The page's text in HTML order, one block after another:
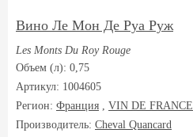
Вино Ле Мон Де Руа Руж
Les Monts Du Roy Rouge
Объем (л): 0,75
Артикул: 1004605
Регион: Франция , VIN DE FRANCE
Производитель: Cheval Quancard